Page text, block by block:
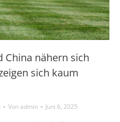
China nähern sich
sich kaum
Vonadmin Juni 6, 2025